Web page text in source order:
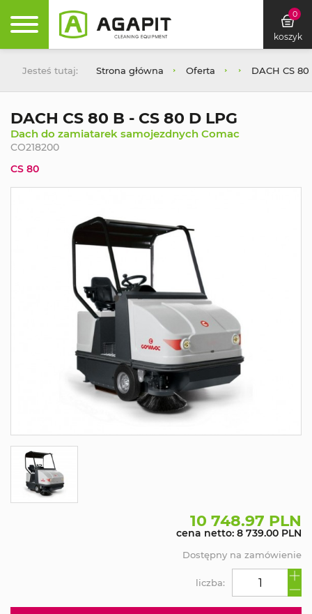
0
koszyk
Jesteś tutaj: Strona główna Oferta DACH CS
DACH CS 80 B - CS 80 D LPG
Dach do zamiatarek samojezdnych Comac
CO218200
CS 80
10 748.97 PLN
cena netto: 8 739.00 PLN
liczba:
Dostępny na zamówienie